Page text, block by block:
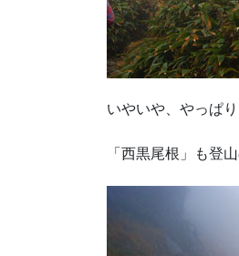
いやいや、やっぱ
「西黒尾根」も登